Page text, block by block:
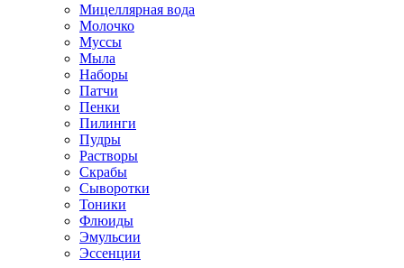
Мицеллярная вода
Молочко
Муссы
Мыла
Наборы
Патчи
Пенки
Пилинги
Пудры
Растворы
Скрабы
Сыворотки
Тоники
Флюиды
Эмульсии
Эссенции